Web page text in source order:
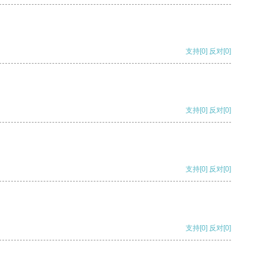
支持[0] 反对[0]
支持[0] 反对[0]
支持[0] 反对[0]
支持[0] 反对[0]